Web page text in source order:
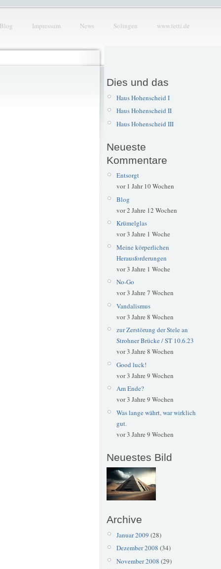
Blog Impressum News Solingen www.tetti.de
Dies und das
Haus Hohenscheid I
Haus Hohenscheid II
Haus Hohenscheid III
Neueste
Kommentare
Entsorgt
vor 1 Jahr 10 Wochen
Blog
vor 2 Jahre 12 Wochen
Krümelglas
vor 3 Jahre 1 Woche
Meine körperlichen
Herausforderungen
vor 3 Jahre 1 Woche
No-Go
vor 3 Jahre 7 Wochen
Vandalismus
vor 3 Jahre 8 Wochen
zur Zerstörung der Stele an
Strohner Brücke / ST 10.6.23
vor 3 Jahre 8 Wochen
Good luck!
vor 3 Jahre 9 Wochen
Am Ende?
vor 3 Jahre 9 Wochen
Was lange währt, war wirklich
gut.
vor 3 Jahre 9 Wochen
Neuestes Bild
Archive
Januar 2009 (28)
Dezember 2008 (34)
November 2008 (29)